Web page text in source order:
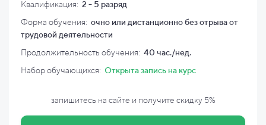
Квалификация: 2 - 5 разряд
Форма обучения: очно или дистанционно без отрыва от
трудовой деятельности
Продолжительность обучения: 40 час./нед.
Набор обучающихся: Открыта запись на курс
запишитесь на сайте и получите скидку 5%